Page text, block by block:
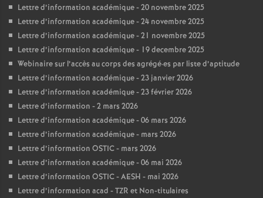
Lettre d’information académique - 20 novembre 2025
Lettre d’information académique - 24 novembre 2025
Lettre d’information académique - 21 novembre 2025
Lettre d’information académique - 19 decembre 2025
Webinaire sur l’accès au corps des agrégé·es par liste d’aptitude
Lettre d’information académique - 23 janvier 2026
Lettre d’information académique - 23 février 2026
Lettre d’information - 2 mars 2026
Lettre d’information académique - 06 mars 2026
Lettre d’information académique - mars 2026
Lettre d’information OSTIC - mars 2026
Lettre d’information académique - 06 mai 2026
Lettre d’information OSTIC - AESH - mai 2026
Lettre d’information acad - TZR et Non-titulaires